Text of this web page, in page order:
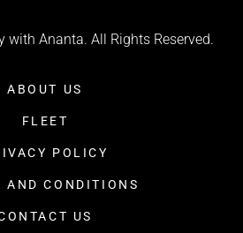
with Ananta. All Rights Reserved.
ABOUT US
FLEET
POLICY
AND CONDITIONS
US